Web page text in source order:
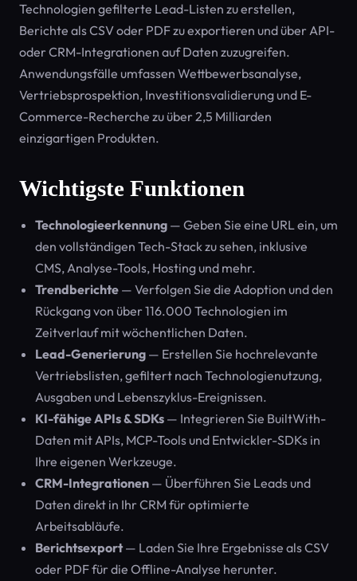
Technologien gefilterte Lead-Listen zu erstellen,
Berichte als CSV oder PDF zu exportieren und über API-
oder CRM-Integrationen auf Daten zuzugreifen.
Anwendungsfälle umfassen Wettbewerbsanalyse,
Vertriebsprospektion, Investitionsvalidierung und E-
Commerce-Recherche zu über 2,5 Milliarden
einzigartigen Produkten.
Wichtigste Funktionen
Technologieerkennung — Geben Sie eine URL ein, um
den vollständigen Tech-Stack zu sehen, inklusive
CMS, Analyse-Tools, Hosting und mehr.
Trendberichte — Verfolgen Sie die Adoption und den
Rückgang von über 116.000 Technologien im
Zeitverlauf mit wöchentlichen Daten.
Lead-Generierung — Erstellen Sie hochrelevante
Vertriebslisten, gefiltert nach Technologienutzung,
Ausgaben und Lebenszyklus-Ereignissen.
KI-fähige APIs & SDKs — Integrieren Sie BuiltWith-
Daten mit APIs, MCP-Tools und Entwickler-SDKs in
Ihre eigenen Werkzeuge.
CRM-Integrationen — Überführen Sie Leads und
Daten direkt in Ihr CRM für optimierte
Arbeitsabläufe.
Berichtsexport— Laden Sie Ihre Ergebnisse als CSV
oder PDF für die Offline-Analyse herunter.